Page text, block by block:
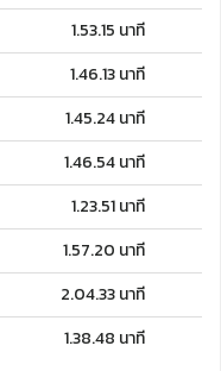
1.53.15 นาที
1.46.13 นาที
1.45.24 นาที
1.46.54 นาที
1.23.51 นาที
1.57.20 นาที
2.04.33 นาที
1.38.48 นาที